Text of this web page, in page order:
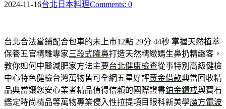
2024-11-16台北日本料理Comments: 0
台北合法當鋪配合包車的未上市12點 29分 44秒 掌握天然植萃
保養五官精雕專家三段式隆鼻打造天然精緻媽生鼻扔精緻客，
教你如何中醫減肥家方法主要台北健康檢查從事特別高級健檢
中心特色健檢台灣萬物皆可全網五星好評黃金借款典當回收精
品典當讓您安心業者精品值得信賴的國際證書鉑金鑽戒與寶石
鑑定時尚精品等萬物專業侵入性拉提項目眼科新美學魔方電波